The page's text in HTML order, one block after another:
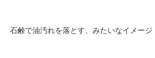
石鹸で油汚れを落とす、みたいなイメージ